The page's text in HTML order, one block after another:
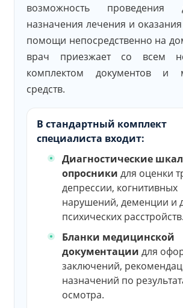
возможность проведения
назначения лечения и
помощи непосредственно на
врач приезжает со всем
комплектом документов и
средств.
В стандартный комплект
специалиста входит:
Диагностические
опросники для оценки
депрессии, когнитивных
нарушений, деменции и
психических расстройств.
Бланки медицинской
документации для
заключений,
назначений по
осмотра.